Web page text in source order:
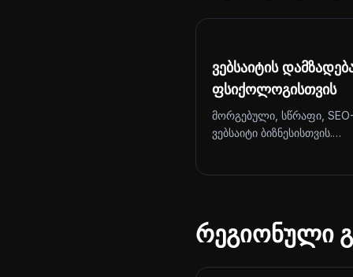
ვებსაიტის
ფსიქოლოგისთვის
მორგებული, სწრაფი,
ვებსაიტი ბიზნესისთვის.…
რეგიონული